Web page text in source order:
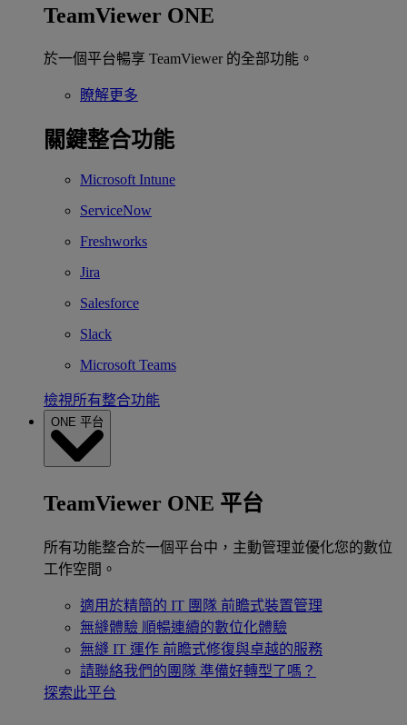
TeamViewer ONE
於一個平台暢享 TeamViewer 的全部功能。
瞭解更多
關鍵整合功能
Microsoft Intune
ServiceNow
Freshworks
Jira
Salesforce
Slack
Microsoft Teams
檢視所有整合功能
ONE 平台
TeamViewer ONE 平台
所有功能整合於一個平台中，主動管理並優化您的數位
工作空間。
適用於精簡的 IT 團隊 前瞻式裝置管理
無縫體驗 順暢連續的數位化體驗
無縫 IT 運作 前瞻式修復與卓越的服務
請聯絡我們的團隊 準備好轉型了嗎？
探索此平台